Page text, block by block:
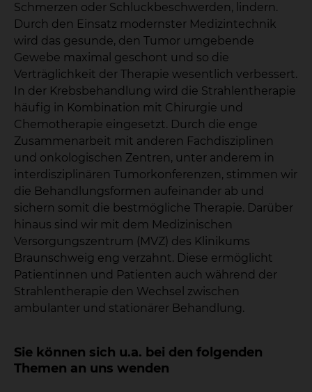
Schmerzen oder Schluckbeschwerden, lindern.
Durch den Einsatz modernster Medizintechnik
wird das gesunde, den Tumor umgebende
Gewebe maximal geschont und so die
Verträglichkeit der Therapie wesentlich verbessert.
In der Krebsbehandlung wird die Strahlentherapie
häufig in Kombination mit Chirurgie und
Chemotherapie eingesetzt. Durch die enge
Zusammenarbeit mit anderen Fachdisziplinen
und onkologischen Zentren, unter anderem in
interdisziplinären Tumorkonferenzen, stimmen wir
die Behandlungsformen aufeinander ab und
sichern somit die bestmögliche Therapie. Darüber
hinaus sind wir mit dem Medizinischen
Versorgungszentrum (MVZ) des Klinikums
Braunschweig eng verzahnt. Diese ermöglicht
Patientinnen und Patienten auch während der
Strahlentherapie den Wechsel zwischen
ambulanter und stationärer Behandlung.
Sie können sich u.a. bei den folgenden
Themen an uns wenden